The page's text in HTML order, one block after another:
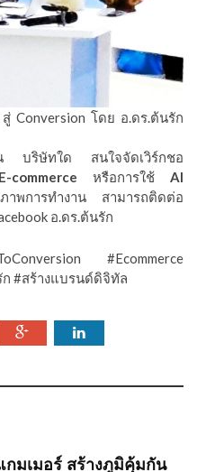
Conversion โดย อ.ดร.ต้นรัก
น บริษัทใด สนใจจัดเวิร์กชอ
หรือการใช้AI
าพการทำงาน สามารถติดต่อ
อ.ดร.ต้นรัก
#Ecommerce
#สร้างแบรนด์ดิจิทัล
กมเมอร์ สร้างภูมิคุ้มกัน